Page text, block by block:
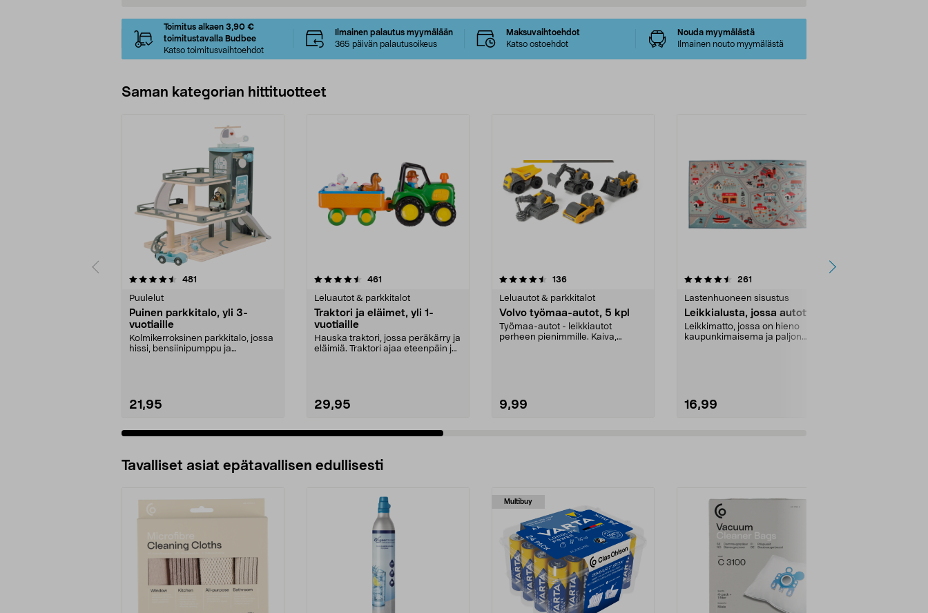
Toimitus alkaen 3,90 €
toimitustavalla Budbee
Katso toimitusvaihtoehdot
Ilmainen palautus myymälään
365 päivän palautusoikeus
Maksuvaihtoehdot
Katso ostoehdot
Nouda myymälästä
Ilmainen nouto myymälästä
Saman kategorian hittituotteet
481
Puulelut
Puinen parkkitalo, yli 3-
vuotiaille
Kolmikerroksinen parkkitalo, jossa
hissi, bensiinipumppu ja
21,95
4.5 viidestä
461
Leluautot & parkkitalot
Traktori ja eläimet, yli 1-
vuotiaille
Hauska traktori, jossa peräkärry ja
eläimiä. Traktori ajaa eteenpäin ja
29,95
4.5 viidestä
136arvostelut
Leluautot & parkkitalot
Volvo työmaa-autot, 5 kpl
Työmaa-autot - leikkiautot
perheen pienimmille. Kaiva,
9,99
4.5 viidestä
261
Lastenhuoneen sisustus
Leikkialusta, jossa autotie
Leikkimatto, jossa on hieno
kaupunkimaisema ja paljon
16,99
4.5 viidestä
Tavalliset asiat epätavallisen edullisesti
Multibuy